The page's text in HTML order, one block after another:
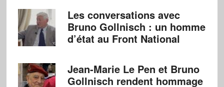
Les conversations avec
Bruno Gollnisch : un homme
d’état au Front National
Jean-Marie Le Pen et Bruno
Gollnisch rendent hommage